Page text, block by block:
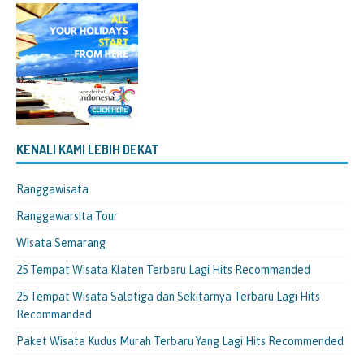
KENALI KAMI LEBIH DEKAT
Ranggawisata
Ranggawarsita Tour
Wisata Semarang
25 Tempat Wisata Klaten Terbaru Lagi Hits Recommanded
25 Tempat Wisata Salatiga dan Sekitarnya Terbaru Lagi Hits
Recommanded
Paket Wisata Kudus Murah Terbaru Yang Lagi Hits Recommended